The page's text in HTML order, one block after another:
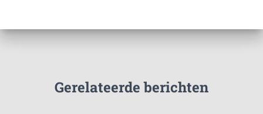
Gerelateerde berichten